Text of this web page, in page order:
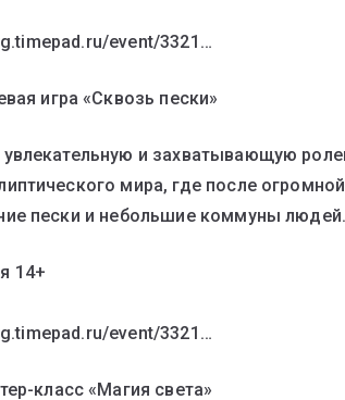
event/3321…
игра «Сквозь пески»
и захватывающую
мира, где после
пески и небольшие коммуны людей.
14+
event/3321…
класс «Магия света»